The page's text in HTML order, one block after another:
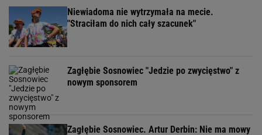
Niewiadoma nie wytrzymała na mecie.
"Straciłam do nich cały szacunek"
Zagłębie Sosnowiec "Jedzie po zwycięstwo" z
nowym sponsorem
Zagłębie Sosnowiec. Artur Derbin: Nie ma mowy